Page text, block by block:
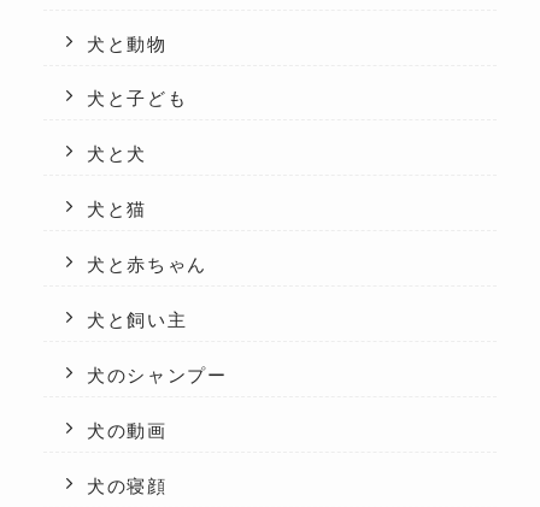
犬と動物
犬と子ども
犬と犬
犬と猫
犬と赤ちゃん
犬と飼い主
犬のシャンプー
犬の動画
犬の寝顔